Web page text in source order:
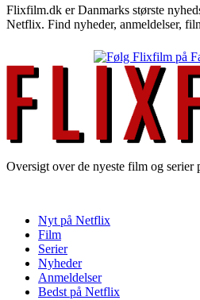
Flixfilm.dk er Danmarks største
Netflix. Find nyheder, anmeldelser,
Oversigt over de nyeste film og serier
Nyt på Netflix
Film
Serier
Nyheder
Anmeldelser
Bedst på Netflix